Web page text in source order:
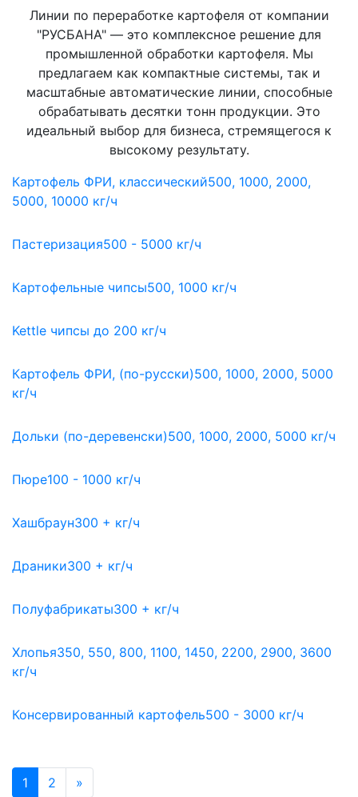
Линии по переработке картофеля от компании
"РУСБАНА" — это комплексное решение для
промышленной обработки картофеля. Мы
предлагаем как компактные системы, так и
масштабные автоматические линии, способные
обрабатывать десятки тонн продукции. Это
идеальный выбор для бизнеса, стремящегося к
высокому результату.
Картофель ФРИ, классический500, 1000, 2000,
5000, 10000 кг/ч
Пастеризация500 - 5000 кг/ч
Картофельные чипсы500, 1000 кг/ч
Kettle чипсы до 200 кг/ч
Картофель ФРИ, (по-русски)500, 1000, 2000, 5000
кг/ч
Дольки (по-деревенски)500, 1000, 2000, 5000 кг/ч
Пюре100 - 1000 кг/ч
Хашбраун300 + кг/ч
Драники300 + кг/ч
Полуфабрикаты300 + кг/ч
Хлопья350, 550, 800, 1100, 1450, 2200, 2900, 3600
кг/ч
Консервированный картофель500 - 3000 кг/ч
1 2 »